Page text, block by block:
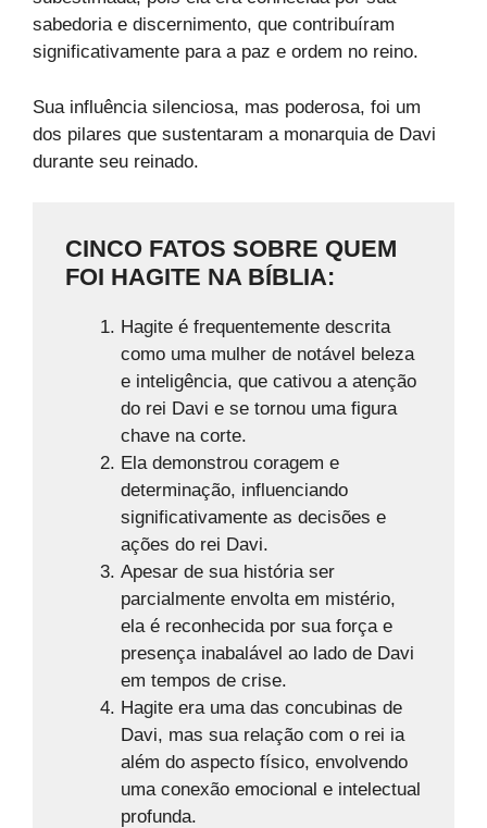
sabedoria e discernimento, que contribuíram
significativamente para a paz e ordem no reino.
Sua influência silenciosa, mas poderosa, foi um
dos pilares que sustentaram a monarquia de Davi
durante seu reinado.
CINCO FATOS SOBRE QUEM
FOI HAGITE NA BÍBLIA:
Hagite é frequentemente descrita
como uma mulher de notável beleza
e inteligência, que cativou a atenção
do rei Davi e se tornou uma figura
chave na corte.
Ela demonstrou coragem e
determinação, influenciando
significativamente as decisões e
ações do rei Davi.
Apesar de sua história ser
parcialmente envolta em mistério,
ela é reconhecida por sua força e
presença inabalável ao lado de Davi
em tempos de crise.
Hagite era uma das concubinas de
Davi, mas sua relação com o rei ia
além do aspecto físico, envolvendo
uma conexão emocional e intelectual
profunda.